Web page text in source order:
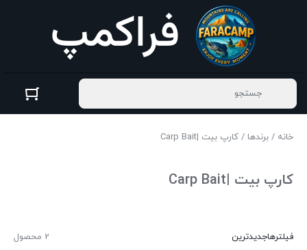
خانه / برندها / کارپ بیت |Carp Bait
کارپ بیت |Carp Bait
2 محصول فیلترهاجدیدترین